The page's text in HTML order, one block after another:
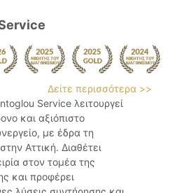
Δείτε περισσότερα >>
Service λειτουργεί
και αξιόπιστο
με έδρα τη
Αττική. Διαθέτει
στον τομέα της
και προφέρει